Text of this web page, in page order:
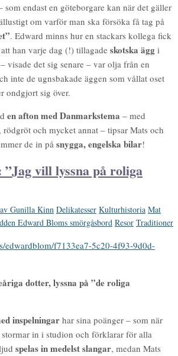
som endast en göteborgare kan när det gäller
om varför man ska försöka få tag på
. Edward minns hur en stackars kollega fick
han varje dag (!) tillagade skotska ägg i
visade det sig senare – var olja från en
inte de ugnsbakade äggen som vållat oset
ondgjort sig över.
en afton med Danmarkstema – med
rödgröt och mycket annat – tipsar Mats och
de in på snygga, engelska bilar!
”Jag vill lyssna på roliga
av Gunilla Kinn Delikatesser Kulturhistoria Mat
Edward Bloms smörgåsbord Resor Traditioner
edwardblom/f7133ea7-5c20-4f93-9d0d-
dotter, lyssna på ”de roliga
inspelningar har sina poänger – som när
stormar in i studion och förklarar för alla
spelas in medelst slangar, medan Mats